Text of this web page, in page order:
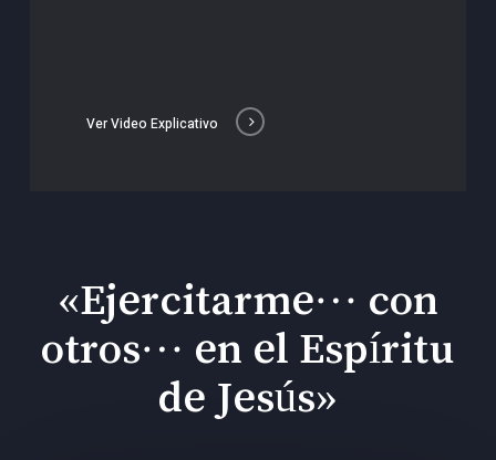
Ver Video Explicativo
«Ejercitarme… con
otros… en el Espíritu
de Jesús»